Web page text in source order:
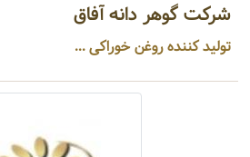
شرکت گوهر دانه آفاق
تولید کننده روغن خوراکی ...